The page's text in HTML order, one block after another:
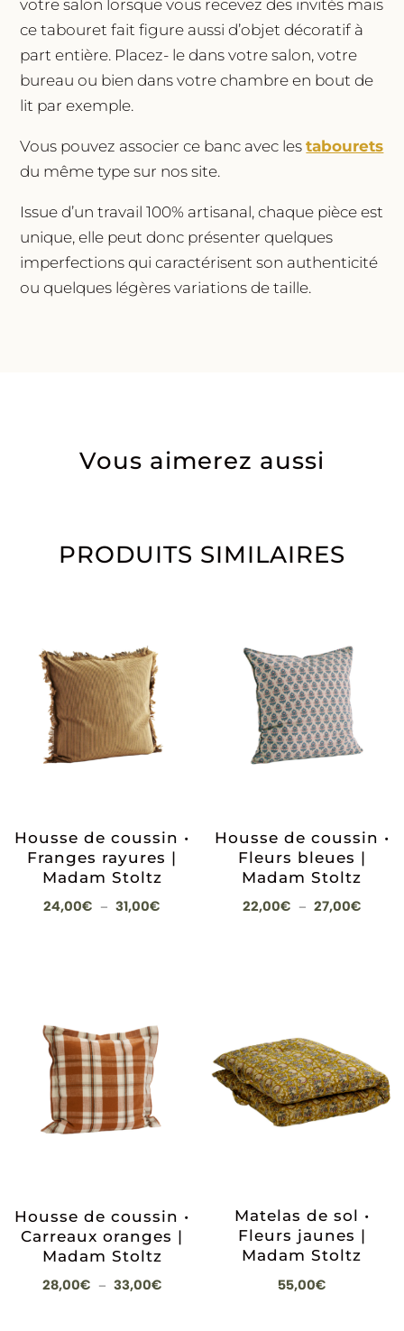
votre salon lorsque vous recevez des invités mais
ce tabouret fait figure aussi d’objet décoratif à
part entière. Placez- le dans votre salon, votre
bureau ou bien dans votre chambre en bout de
lit par exemple.
Vous pouvez associer ce banc avec lestabourets
du même type sur nos site.
Issue d’un travail 100% artisanal, chaque pièce est
unique, elle peut donc présenter quelques
imperfections qui caractérisent son authenticité
ou quelques légères variations de taille.
Vous aimerez aussi
PRODUITS SIMILAIRES
Housse de coussin •
Franges rayures |
Madam Stoltz
24,00€ – 31,00€
Housse de coussin •
Fleurs bleues |
Madam Stoltz
22,00€ – 27,00€Plage
Housse de coussin •
Carreaux oranges |
Madam Stoltz
28,00€ – 33,00€Plage
Matelas de sol •
Fleurs jaunes |
Madam Stoltz
55,00€